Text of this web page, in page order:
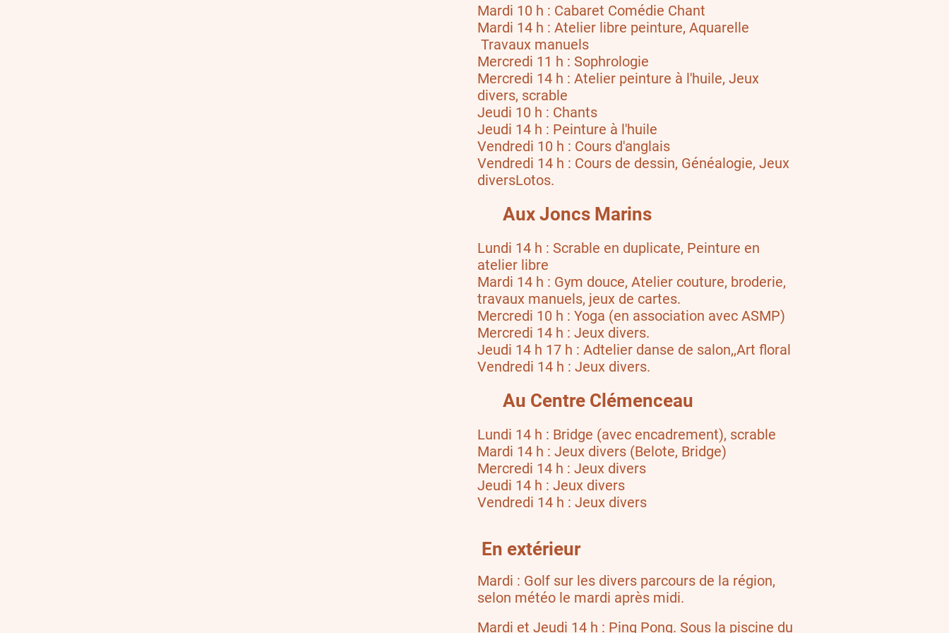
Mardi 10 h : Cabaret Comédie Chant
Mardi 14 h : Atelier libre peinture, Aquarelle
Travaux manuels
Mercredi 11 h : Sophrologie
Mercredi 14 h : Atelier peinture à l'huile, Jeux
divers, scrable
Jeudi 10 h : Chants
Jeudi 14 h : Peinture à l'huile
Vendredi 10 h : Cours d'anglais
Vendredi 14 h : Cours de dessin, Généalogie, Jeux
diversLotos.
Aux Joncs Marins
Lundi 14 h : Scrable en duplicate, Peinture en
atelier libre
Mardi 14 h : Gym douce, Atelier couture, broderie,
travaux manuels, jeux de cartes.
Mercredi 10 h : Yoga (en association avec ASMP)
Mercredi 14 h : Jeux divers.
Jeudi 14 h 17 h : Adtelier danse de salon,,Art floral
Vendredi 14 h : Jeux divers.
Au Centre Clémenceau
Lundi 14 h : Bridge (avec encadrement), scrable
Mardi 14 h : Jeux divers (Belote, Bridge)
Mercredi 14 h : Jeux divers
Jeudi 14 h : Jeux divers
Vendredi 14 h : Jeux divers
En extérieur
Mardi : Golf sur les divers parcours de la région,
selon météo le mardi après midi.
Mardi et Jeudi 14 h : Ping Pong. Sous la piscine du